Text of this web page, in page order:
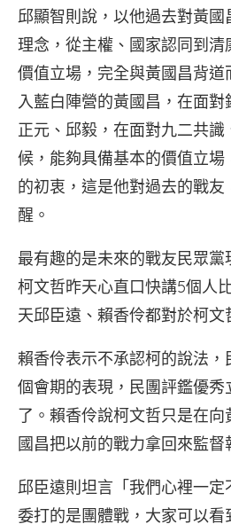
邱顯智則說，以他過去對黃
理念，從主權、國家認同到
價值立場，完全與黃國昌背
入藍白陣營的黃國昌，在面
正元、邱毅，在面對九二共
候，能夠具備基本的價值立
的初衷，這是他對過去的戰
醒。
最有趣的是未來的戰友民眾
柯文哲昨天心直口快講5個人
天邱臣遠、賴香伶都對於柯文
賴香伶表示不承認柯的說法，
個會期的表現，民團評鑑優秀
了。賴香伶說柯文哲只是在
國昌把以前的戰力拿回來監督
邱臣遠則坦言「我們心裡一
委打的是團體戰，大家可以看